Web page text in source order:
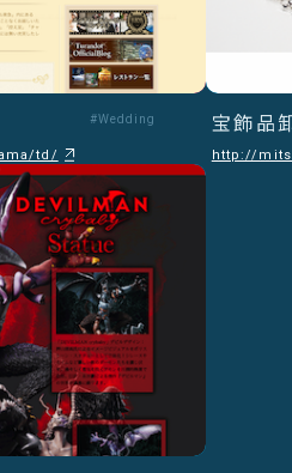
td/
#Wedding 宝飾品
http://